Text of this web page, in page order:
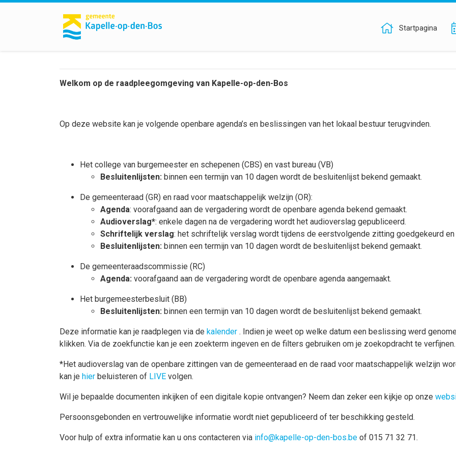
Startpagina
Welkom op de raadpleegomgeving van Kapelle-op-den-Bos
Op deze website kan je volgende openbare agenda’s en beslissingen van het lokaal bestuur terugvinden.
Het college van burgemeester en schepenen (CBS) en vast bureau (VB)
Besluitenlijsten: binnen een termijn van 10 dagen wordt de besluitenlijst bekend gemaakt.
De gemeenteraad (GR) en raad voor maatschappelijk welzijn (OR):
Agenda: voorafgaand aan de vergadering wordt de openbare agenda bekend gemaakt.
Audioverslag*: enkele dagen na de vergadering wordt het audioverslag gepubliceerd.
Schriftelijk verslag: het schriftelijk verslag wordt tijdens de eerstvolgende zitting goedgekeurd en
Besluitenlijsten: binnen een termijn van 10 dagen wordt de besluitenlijst bekend gemaakt.
De gemeenteraadscommissie (RC)
Agenda: voorafgaand aan de vergadering wordt de openbare agenda aangemaakt.
Het burgemeesterbesluit (BB)
Besluitenlijsten: binnen een termijn van 10 dagen wordt de besluitenlijst bekend gemaakt.
Deze informatie kan je raadplegen via de kalender . Indien je weet op welke datum een beslissing werd
klikken. Via de zoekfunctie kan je een zoekterm ingeven en de filters gebruiken om je zoekopdracht te verfijnen.
*Het audioverslag van de openbare zittingen van de gemeenteraad en de raad voor maatschappelijk welzijn
kan je hier beluisteren of LIVE volgen.
Wil je bepaalde documenten inkijken of een digitale kopie ontvangen? Neem dan zeker een kijkje op onze
Persoonsgebonden en vertrouwelijke informatie wordt niet gepubliceerd of ter beschikking gesteld.
Voor hulp of extra informatie kan u ons contacteren via info@kapelle-op-den-bos.be of 015 71 32 71.